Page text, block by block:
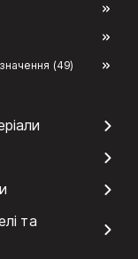
(49)
та